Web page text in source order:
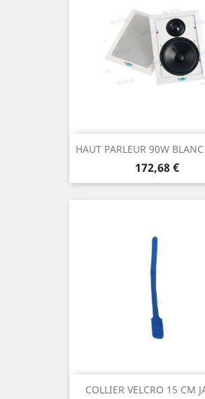
HAUT PARLEUR 90W BLANC
Prix
172,68 €
COLLIER VELCRO 15 CM